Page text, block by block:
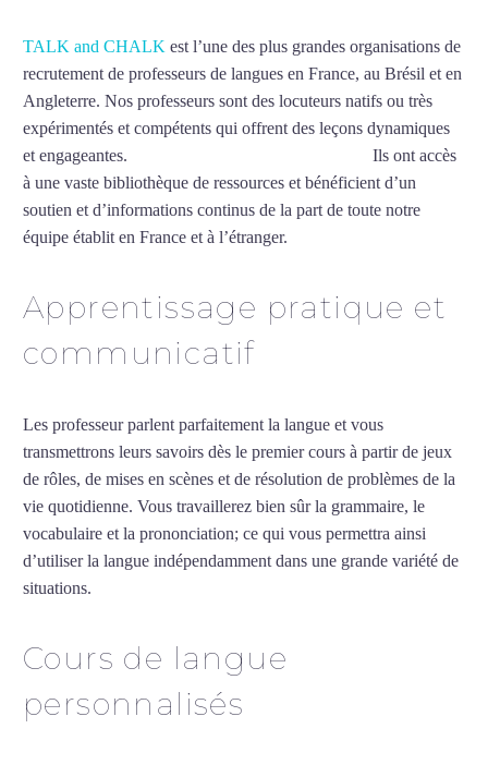
TALK and CHALK est l’une des plus grandes organisations de
recrutement de professeurs de langues en France, au Brésil et en
Angleterre. Nos professeurs sont des locuteurs natifs ou très
expérimentés et compétents qui offrent des leçons dynamiques
et engageantes.
Ils ont accès
à une vaste bibliothèque de ressources et bénéficient d’un
soutien et d’informations continus de la part de toute notre
équipe établit en France et à l’étranger.
Apprentissage pratique et
communicatif
Les professeur parlent parfaitement la langue et vous
transmettrons leurs savoirs dès le premier cours à partir de jeux
de rôles, de mises en scènes et de résolution de problèmes de la
vie quotidienne. Vous travaillerez bien sûr la grammaire, le
vocabulaire et la prononciation; ce qui vous permettra ainsi
d’utiliser la langue indépendamment dans une grande variété de
situations.
Cours de langue
personnalisés